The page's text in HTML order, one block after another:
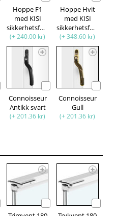
Hoppe F1
med KISI
sikkerhetsfunksjon
(+ 240.00 kr)
Hoppe Hvit
med KISI
sikkerhetsfunksjon
(+ 348.60 kr)
Connoisseur
Antikk svart
(+ 201.36 kr)
Connoisseur
Gull
(+ 201.36 kr)